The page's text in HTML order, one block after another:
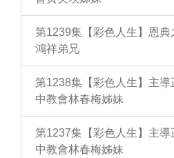
第1239集【彩色人生】恩
鴻祥弟兄
第1238集【彩色人生】主導
中教會林春梅姊妹
第1237集【彩色人生】主導
中教會林春梅姊妹